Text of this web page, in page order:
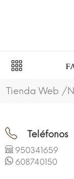
Tienda Web
Teléfonos
950341659
608740150